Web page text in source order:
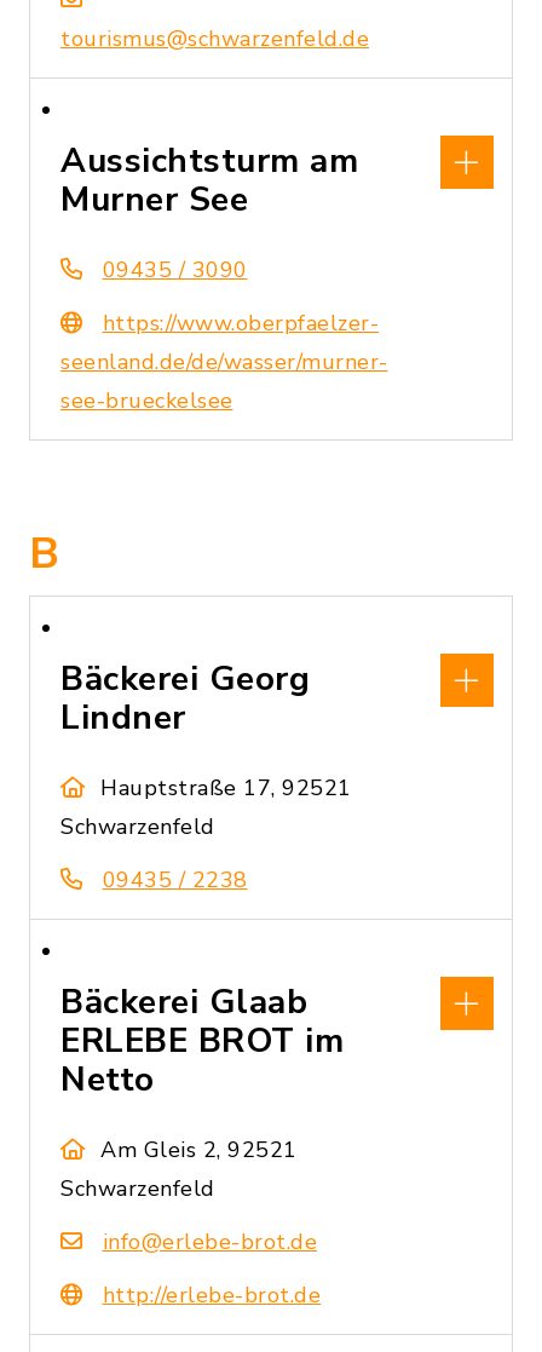
tourismus@schwarzenfeld.de
Aussichtsturm am
Murner See
09435 / 3090
https://www.oberpfaelzer-
seenland.de/de/wasser/murner-
see-brueckelsee
B
Bäckerei Georg
Lindner
Hauptstraße 17, 92521
Schwarzenfeld
09435 / 2238
Bäckerei Glaab
ERLEBE BROT im
Netto
Am Gleis 2, 92521
Schwarzenfeld
info@erlebe-brot.de
http://erlebe-brot.de